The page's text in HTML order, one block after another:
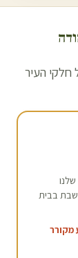
חלקי העיר
שבת בבית
מגיע מקורר